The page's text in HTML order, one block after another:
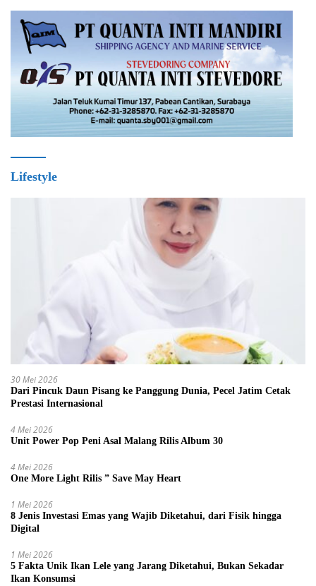
Lifestyle
30 Mei 2026
Dari Pincuk Daun Pisang ke Panggung Dunia, Pecel Jatim Cetak
Prestasi Internasional
4 Mei 2026
Unit Power Pop Peni Asal Malang Rilis Album 30
4 Mei 2026
One More Light Rilis ” Save May Heart
1 Mei 2026
8 Jenis Investasi Emas yang Wajib Diketahui, dari Fisik hingga
Digital
1 Mei 2026
5 Fakta Unik Ikan Lele yang Jarang Diketahui, Bukan Sekadar
Ikan Konsumsi